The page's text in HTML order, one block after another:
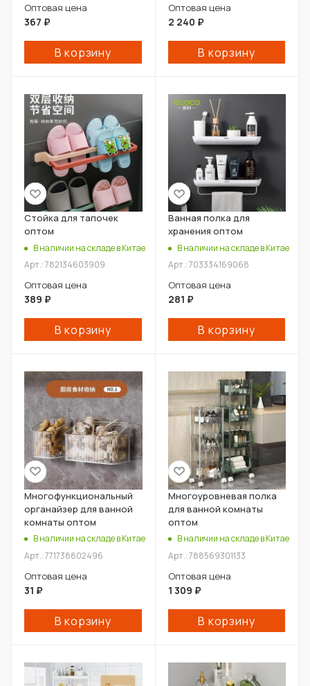
Оптовая цена
367 ₽
В корзину
Оптовая цена
2 240 ₽
В корзину
Стойка для тапочек
оптом
В наличии на складе в Китае
Арт.: 782134603909
Оптовая цена
389 ₽
В корзину
Ванная полка для
хранения оптом
В наличии на складе в Китае
Арт.: 703334169068
Оптовая цена
281 ₽
В корзину
Многофункциональный
органайзер для ванной
комнаты оптом
В наличии на складе в Китае
Арт.: 771738802496
Оптовая цена
31 ₽
В корзину
Многоуровневая полка
для ванной комнаты
оптом
В наличии на складе в Китае
Арт.: 788569301133
Оптовая цена
1 309 ₽
В корзину